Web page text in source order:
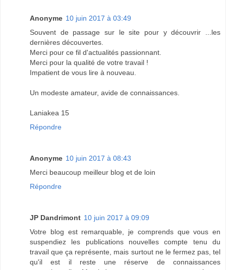
Anonyme 10 juin 2017 à 03:49
Souvent de passage sur le site pour y découvrir ...les
dernières découvertes.
Merci pour ce fil d'actualités passionnant.
Merci pour la qualité de votre travail !
Impatient de vous lire à nouveau.
Un modeste amateur, avide de connaissances.
Laniakea 15
Répondre
Anonyme 10 juin 2017 à 08:43
Merci beaucoup meilleur blog et de loin
Répondre
JP Dandrimont 10 juin 2017 à 09:09
Votre blog est remarquable, je comprends que vous en
suspendiez les publications nouvelles compte tenu du
travail que ça représente, mais surtout ne le fermez pas, tel
qu'il est il reste une réserve de connaissances